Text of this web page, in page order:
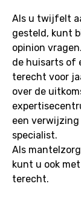
Als u twijfelt
gesteld, kunt
opinion
de huisarts of
terecht voor
over de
een
specialist.
Als
kunt u ook
terecht.